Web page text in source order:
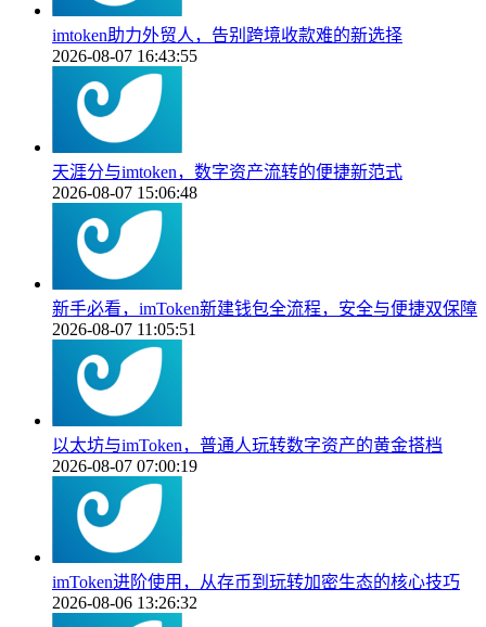
imtoken助力外贸人，告别跨境收款难的新选择
2026-08-07 16:43:55
天涯分与imtoken，数字资产流转的便捷新范式
2026-08-07 15:06:48
新手必看，imToken新建钱包全流程，安全与便捷双保障
2026-08-07 11:05:51
以太坊与imToken，普通人玩转数字资产的黄金搭档
2026-08-07 07:00:19
imToken进阶使用，从存币到玩转加密生态的核心技巧
2026-08-06 13:26:32